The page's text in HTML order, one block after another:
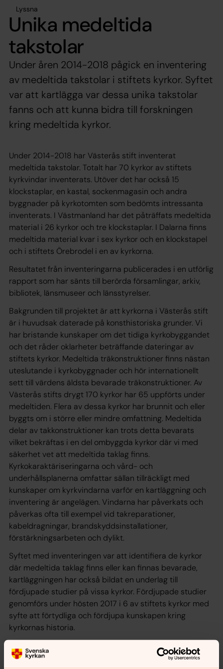
Lyssna
Unika medeltida
takstolar
Under åren 2014-2018 pågick en inventering
av medeltida takstolar i stiftets kyrkor. Syftet
var att kartlägga var dessa unika takstolar
fanns och att kunna bidra till forskningen
kring medeltida kyrkor.
Under 2014-2018 har Västerås stift inventerat
medeltida takstolar. Totalt har 70 kyrkor av stiftets
kyrkvindar inventerats. Utöver det har också 15
klockstaplar, en kastal, sockenmagasin och andra
byggnader på kyrkotomten som bedömts intressanta
inventerats. I Västmanland har det påträffats medeltida
material i 26 kyrkor och tre klockstaplar. I Dalarna finns
medeltida material kvar i sex kyrkor och en klockstapel
och i stiftets Örebrodel i en av kyrkorna.
Resultatet från inventeringarna publicerades i en utförlig
rapport som har sänts till berörda församlingar, arkiv,
bibliotek, länsmuseer och länsstyrelser.
Bakgrunden till projektet är att kyrkorna i Västerås stift
är i huvudsak daterade på konsthistoriska grunder. Vi
har bristande kunskaper om det tidiga kyrkobyggandet
och det råder oklarheter beträffande dateringar av
stiftets kyrkor. Medeltida träkonstruktioner finns nästan
uteslutande i kyrkobyggnader och hör internationellt
sett till värdens äldsta bevarade träkonstruktioner. Av
Västerås stifts drygt 170 kyrkor har 65 uppförts under
medeltiden. Flera av dessa kyrkor har brunnit och eller
byggts om i större eller mindre omfattning. Medeltida
delar av takkonstruktioner kan trots detta bevarats
vilket bekräftas i en del ombyggda kyrkor där vi med
säkerhet vet att medeltida taklag finns.
Kyrkokaraktäriseringarna och vård- och
underhållsplanerna omfattar sällan tillräckligt med
kunskaper om kyrkvindarna varför en kartläggning och
inventering är angelägen. Vindarna har påverkats och
påverkas ofta till exempel vid takreparationer,
kabeldragningar, brandskyddsinstallationer,
förstärkningsarbeten och dylikt.
Syftet med inventeringen var att identifiera de kyrkor
där medeltida taklag finns eller kan finnas bevarade,
kartläggningen har också bildat en underlag till
fördjupade studier på vissa kyrkor. Fördjupade studier
genomförs under hösten 2017 i 6 av stiftets kyrkor med
syfte att förtydliga och fördjupa kunskapen kring
kyrkornas historia.
Liknande inventeringar har genomförts/genomförs inom
Linköpings stift, Strängnäs stift, Skara stift och Lunds